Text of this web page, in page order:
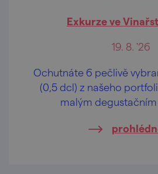
Exkurze ve
19. 8. '26
Ochutnáte 6 pečlivě
(0,5 dcl) z našeho
malým